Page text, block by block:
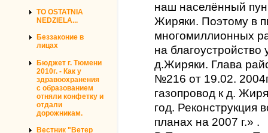
TO OSTATNIA
NEDZIELA...
Беззаконие в
лицах
Бюджет г. Тюмени
2010г. - Как у
здравоохранения
с образованием
отняли конфетку и
отдали
дорожникам.
Вестник "Ветер
наш населённый
Жиряки. Поэтому в
многомиллионных
на
д.Жиряки. Глава
№216 от 19.02.
газопровод к д.
год. Реконструкция
планах на 2007 г.» .